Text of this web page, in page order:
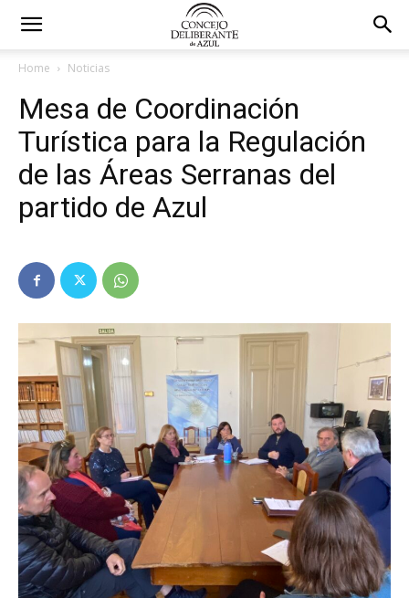
Home Noticias
Mesa de Coordinación
Turística para la Regulación
de las Áreas Serranas del
partido de Azul